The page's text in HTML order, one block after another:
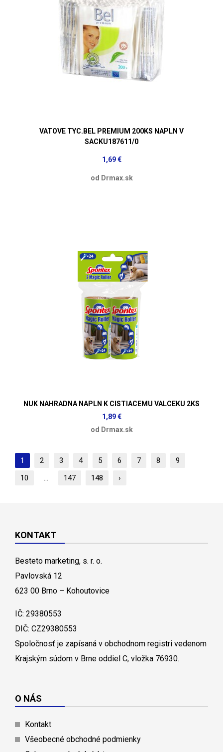
VATOVE TYC.BEL PREMIUM 200KS NAPLN V
SACKU187611/0
1,69 €
od Drmax.sk
NUK NAHRADNA NAPLN K CISTIACEMU VALCEKU 2KS
1,89 €
od Drmax.sk
1 2 3 4 5 6 7 8
9
10
... 147 148 ›
KONTAKT
Besteto marketing, s. r. o.
Pavlovská 12
623 00 Brno – Kohoutovice
IČ: 29380553
DIČ: CZ29380553
Spoločnosť je zapísaná v obchodnom registri vedenom
Krajským súdom v Brne oddiel C, vložka 76930.
O NÁS
Kontakt
Všeobecné obchodné podmienky